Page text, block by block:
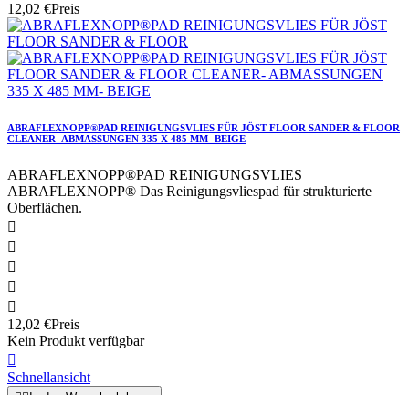
12,02 €Preis
ABRAFLEXNOPP®PAD REINIGUNGSVLIES FÜR JÖST FLOOR SANDER & FLOOR
CLEANER- ABMASSUNGEN 335 X 485 MM- BEIGE
ABRAFLEXNOPP®PAD REINIGUNGSVLIES
ABRAFLEXNOPP® Das Reinigungsvliespad für strukturierte
Oberflächen.





12,02 €Preis
Kein Produkt verfügbar

Schnellansicht